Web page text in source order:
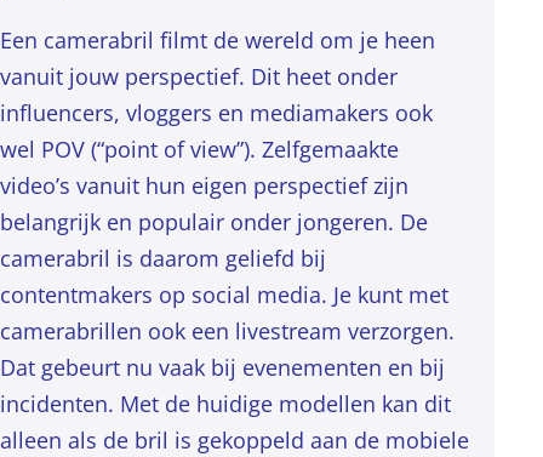
Een camerabril filmt de wereld om je heen
vanuit jouw perspectief. Dit heet onder
influencers, vloggers en mediamakers ook
wel POV (“point of view”). Zelfgemaakte
video’s vanuit hun eigen perspectief zijn
belangrijk en populair onder jongeren. De
camerabril is daarom geliefd bij
contentmakers op social media. Je kunt met
camerabrillen ook een livestream verzorgen.
Dat gebeurt nu vaak bij evenementen en bij
incidenten. Met de huidige modellen kan dit
alleen als de bril is gekoppeld aan de mobiele